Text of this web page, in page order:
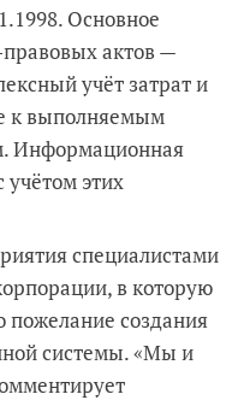
Основное
актов —
учёт затрат и
к выполняемым
Информационная
учётом этих
специалистами
в которую
пожелание создания
системы. «Мы и